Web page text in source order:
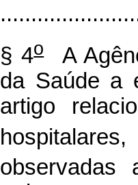
§ 4oA
da Saúde a
artigo